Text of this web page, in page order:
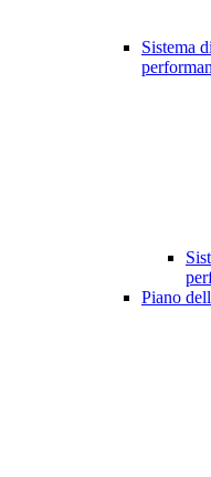
Sistema
Piano